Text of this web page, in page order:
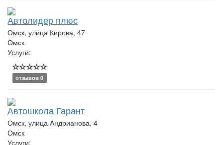
Автолидер плюс
Омск, улица Кирова, 47
Омск
Услуги:
отзывов 0
Автошкола Гарант
Омск, улица Андрианова, 4
Омск
Услуги: